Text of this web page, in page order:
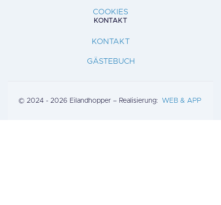
COOKIES
KONTAKT
KONTAKT
GÄSTEBUCH
© 2024 - 2026 Eilandhopper – Realisierung: WEB & APP